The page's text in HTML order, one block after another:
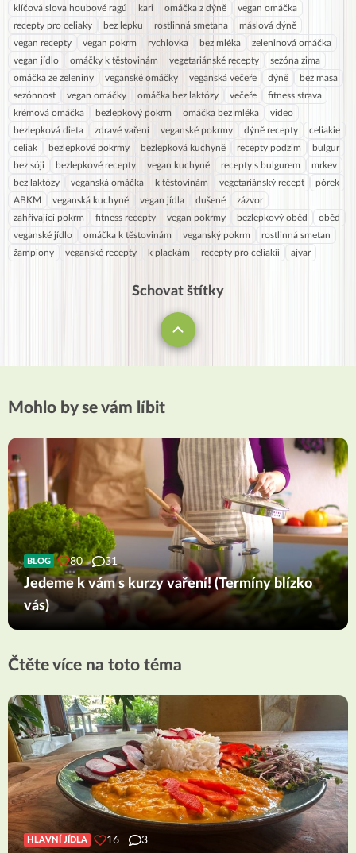
klíčová slova houbové ragú
kari omáčka z dýně
vegan omáčka
recepty pro celiaky
bez lepku rostlinná smetana
máslová dýně
vegan recepty
vegan pokrm rychlovka bez mléka
zeleninová omáčka
vegan jídlo
omáčky k těstovinám vegetariánské recepty
sezóna zima
omáčka ze zeleniny
veganské omáčky veganská večeře dýně
bez masa
sezónnost
vegan omáčky omáčka bez laktózy večeře
fitness strava
krémová omáčka
bezlepkový pokrm omáčka bez mléka
video
bezlepková dieta
zdravé vaření veganské pokrmy dýně recepty
celiakie
celiak
bezlepkové pokrmy bezlepková kuchyně recepty podzim
bulgur
bez sóji
bezlepkové recepty vegan kuchyně recepty s bulgurem
mrkev
bez laktózy
veganská omáčka k těstovinám vegetariánský recept
pórek
ABKM
veganská kuchyně vegan jídla dušené
zázvor
zahřívající pokrm
fitness recepty vegan pokrmy bezlepkový oběd
oběd
veganské jídlo
omáčka k těstovinám veganský pokrm
rostlinná smetan
žampiony
veganské recepty k plackám recepty pro celiakii ajvar
Schovat štítky
Mohlo by se vám líbit
BLOG 80 31
Jedeme k vám s kurzy vaření! (Termíny blízko
vás)
Čtěte více na toto téma
HLAVNÍ JÍDLA 16 3